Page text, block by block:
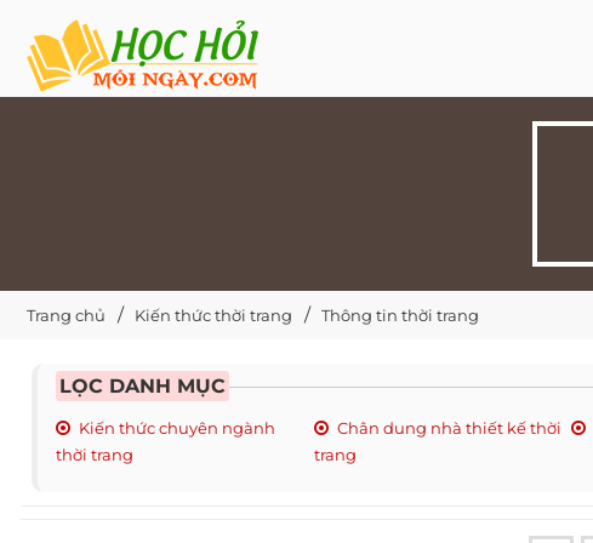
Trang chủ Kiến thức thời trang Thông tin thời trang
LỌC DANH MỤC
Kiến thức chuyên ngành
thời trang
Chân dung nhà thiết kế thời
trang